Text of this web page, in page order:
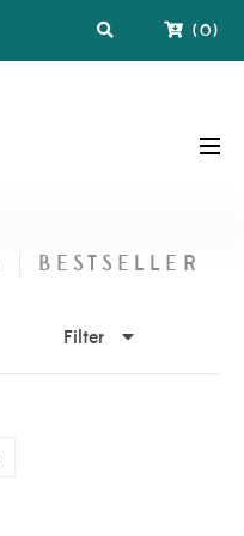
(0)
BESTSELLER
Filter